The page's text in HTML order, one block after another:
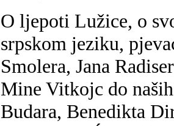
O ljepoti Lužice, o
srpskom jeziku,
Smolera, Jana
Mine Vitkojc do
Budara, Benedikta